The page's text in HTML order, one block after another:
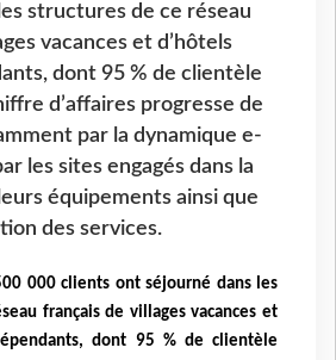
structures de ce réseau
vacances et d’hôtels
dont 95 % de clientèle
d’affaires progresse de
par la dynamique e-
les sites engagés dans la
équipements ainsi que
des services.
000 clients ont séjourné dans les
français de villages vacances et
dont 95 % de clientèle